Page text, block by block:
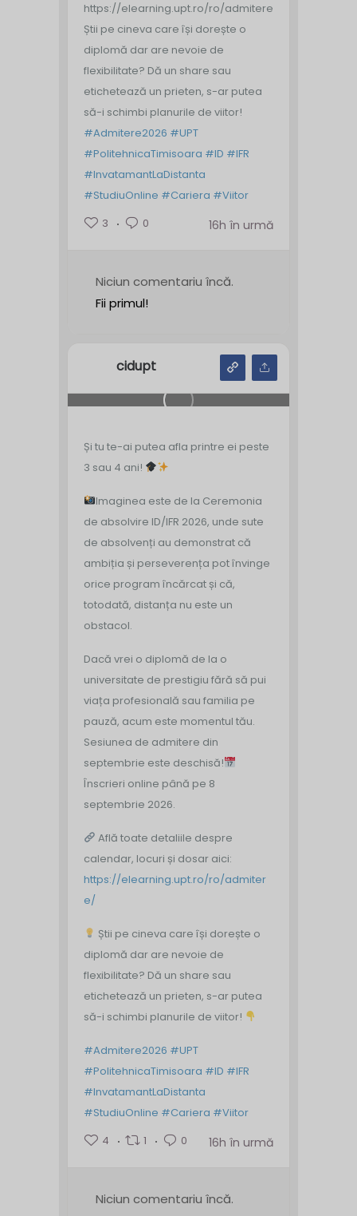
https://elearning.upt.ro/ro/admitere/
Știi pe cineva care își dorește o
diplomă dar are nevoie de
flexibilitate? Dă un share sau
etichetează un prieten, s-ar putea
să-i schimbi planurile de viitor!
#Admitere2026 #UPT
#PolitehnicaTimisoara #ID #IFR
#InvatamantLaDistanta
#StudiuOnline #Cariera #Viitor
3
0 16h în urmă
Niciun comentariu încă.
Fii primul!
cidupt
Și tu te-ai putea afla printre ei peste
3 sau 4 ani!
Imaginea este de la Ceremonia
de absolvire ID/IFR 2026, unde sute
de absolvenți au demonstrat că
ambiția și perseverența pot învinge
orice program încărcat și că,
totodată, distanța nu este un
obstacol.
Dacă vrei o diplomă de la o
universitate de prestigiu fără să pui
viața profesională sau familia pe
pauză, acum este momentul tău.
Sesiunea de admitere din
septembrie este deschisă!
Înscrieri online până pe 8
septembrie 2026.
Află toate detaliile despre
calendar, locuri și dosar aici:
https://elearning.upt.ro/ro/admiter
e/
Știi pe cineva care își dorește o
diplomă dar are nevoie de
flexibilitate? Dă un share sau
etichetează un prieten, s-ar putea
să-i schimbi planurile de viitor!
#Admitere2026 #UPT
#PolitehnicaTimisoara #ID #IFR
#InvatamantLaDistanta
#StudiuOnline #Cariera #Viitor
4
1 0 16h în urmă
Niciun comentariu încă.